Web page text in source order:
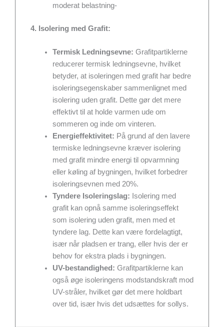
moderat belastning-
4. Isolering med Grafit:
Termisk Ledningsevne: Grafitpartiklerne
reducerer termisk ledningsevne, hvilket
betyder, at isoleringen med grafit har bedre
isoleringsegenskaber sammenlignet med
isolering uden grafit. Dette gør det mere
effektivt til at holde varmen ude om
sommeren og inde om vinteren.
Energieffektivitet: På grund af den lavere
termiske ledningsevne kræver isolering
med grafit mindre energi til opvarmning
eller køling af bygningen, hvilket forbedrer
isoleringsevnen med 20%.
Tyndere Isoleringslag: Isolering med
grafit kan opnå samme isoleringseffekt
som isolering uden grafit, men med et
tyndere lag. Dette kan være fordelagtigt,
især når pladsen er trang, eller hvis der er
behov for ekstra plads i bygningen.
UV-bestandighed: Grafitpartiklerne kan
også øge isoleringens modstandskraft mod
UV-stråler, hvilket gør det mere holdbart
over tid, især hvis det udsættes for sollys.